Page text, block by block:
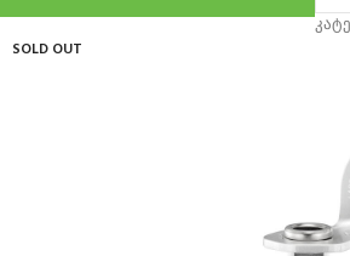
SOLD OUT